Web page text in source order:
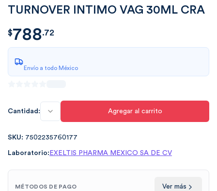
TURNOVER INTIMO VAG 30ML CRA
$788.721468
$788.72
Envío a todo México
Cantidad: Agregar al carrito
SKU: 7502235760177
Laboratorio: EXELTIS PHARMA MEXICO SA DE CV
MÉTODOS DE PAGO Ver más